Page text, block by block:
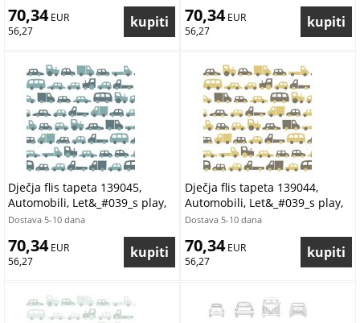
70,34 EUR
56,27
70,34 EUR
56,27
Dječja flis tapeta 139045,
Automobili, Let&_#039_s play,
Esta
Dostava 5-10 dana
70,34 EUR
56,27
Dječja flis tapeta 139044,
Automobili, Let&_#039_s play,
Esta
Dostava 5-10 dana
70,34 EUR
56,27